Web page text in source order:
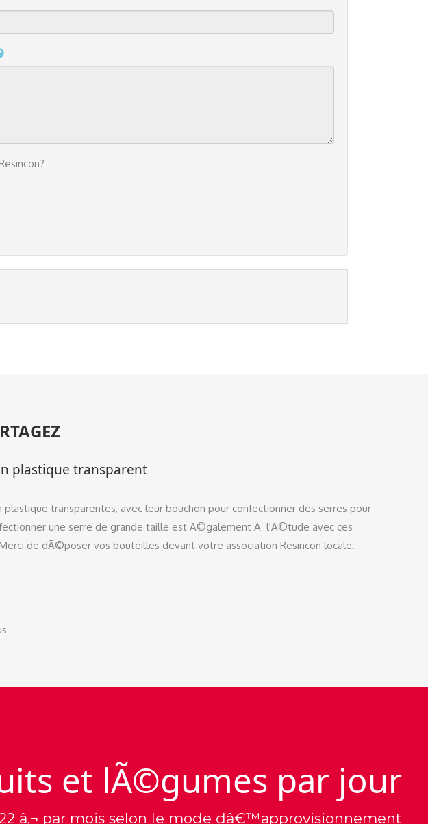
plastique transparent
transparentes, avec leur bouchon pour confectionner des serres pour
une serre de grande taille est Ã©galement Ã l'Ã©tude avec ces
de dÃ©poser vos bouteilles devant votre association Resincon locale.
et lÃ©gumes par jour
â‚¬ par mois selon le mode dâ€™approvisionnement